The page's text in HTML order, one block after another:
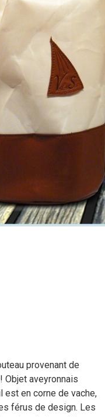
provenant de
Objet aveyronnais
est en corne de vache,
férus de design. Les